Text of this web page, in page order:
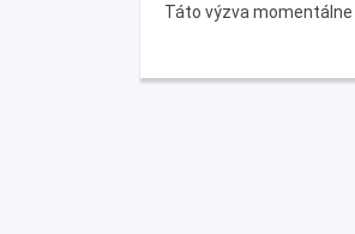
Táto výzva